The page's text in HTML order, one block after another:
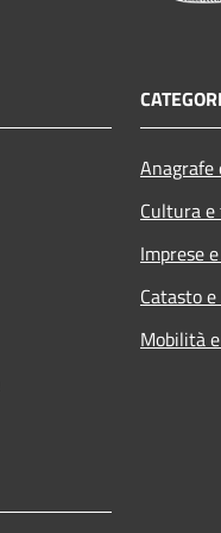
Cultura
Imprese
Catasto
Mobilità